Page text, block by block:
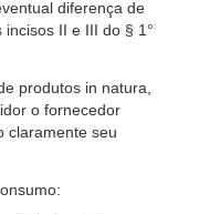
diferença de
II e III do § 1°
produtos in natura,
o fornecedor
claramente seu